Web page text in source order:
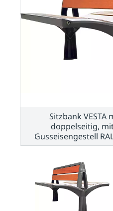
Sitzbank VESTA
doppelseitig,
Gusseisengestell